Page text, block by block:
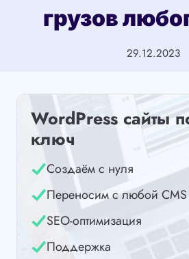
грузов
29.12.2023
WordPress сайты
ключ
Создаём с нуля
Переносим с любой CMS
SEO-оптимизация
Поддержка